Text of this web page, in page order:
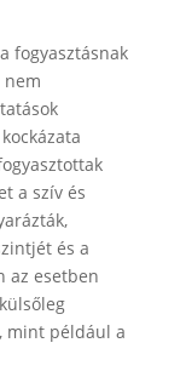
fogyasztásnak
nem
a szív és
és a
az esetben
mint például a